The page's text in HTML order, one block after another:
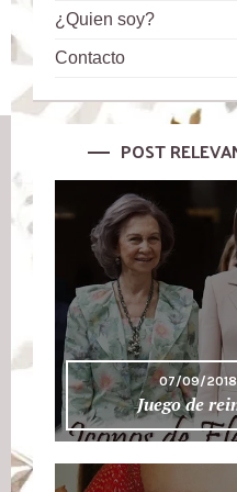
¿Quien soy?
Contacto
POST
07/09/2018
Juego de